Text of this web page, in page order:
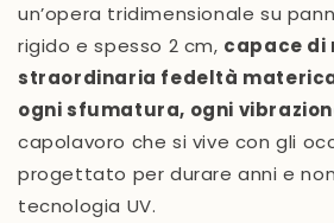
un’opera tridimensionale su
rigido e spesso 2 cm, capace di
straordinaria fedeltà
ogni sfumatura, ogni
capolavoro che si vive con gli
progettato per durare anni e
tecnologia UV.